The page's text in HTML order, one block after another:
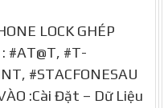
LOCK GHÉP
#AT@T, #T-
#STACFONESAU
:Cài Đặt – Dữ Liệu